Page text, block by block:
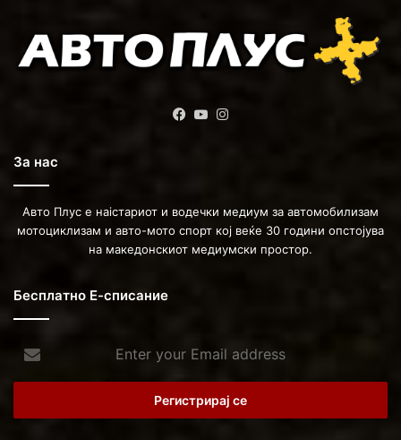
Facebook
YouTube
За нас
Авто Плус е наістариот и водечки медиум за автомобилизам
мотоциклизам и авто-мото спорт кој веќе 30 години опстојува
на македонскиот медиумски простор.
Бесплатно Е-списание
your
Email